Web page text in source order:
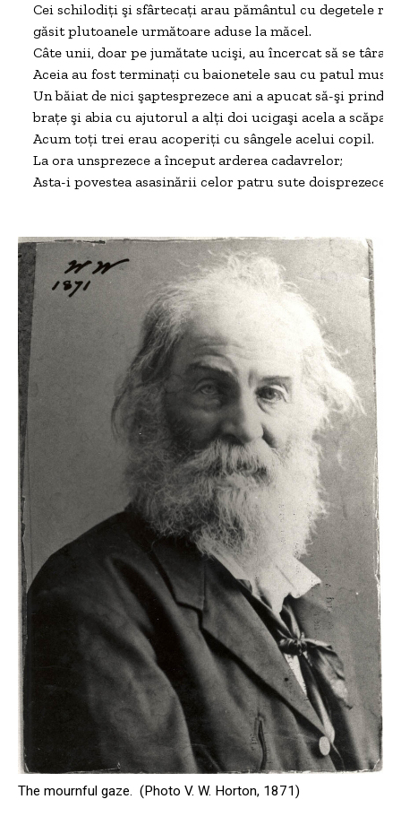
Cei schilodiţi şi sfârtecaţi arau pământul cu degetele
găsit plutoanele următoare aduse la măcel.
Câte unii, doar pe jumătate ucişi, au încercat să se
Aceia au fost terminaţi cu baionetele sau cu patul
Un băiat de nici şaptesprezece ani a apucat să-şi
braţe şi abia cu ajutorul a alţi doi ucigaşi acela a scăpat;
Acum toţi trei erau acoperiţi cu sângele acelui copil.
La ora unsprezece a început arderea cadavrelor;
Asta-i povestea asasinării celor patru sute doisprezece
The mournful gaze. (Photo V. W. Horton, 1871)